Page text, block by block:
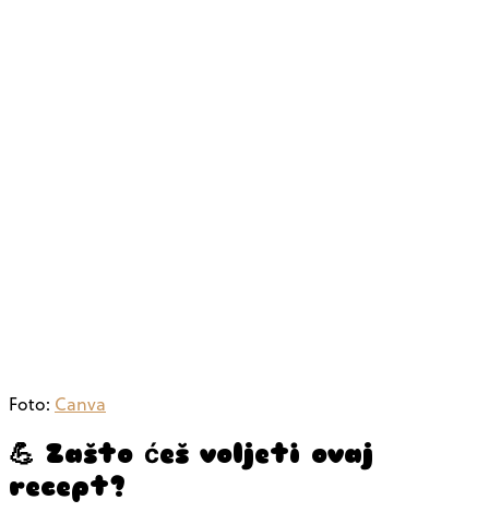
Foto: Canva
💪 Zašto ćeš voljeti ovaj
recept?